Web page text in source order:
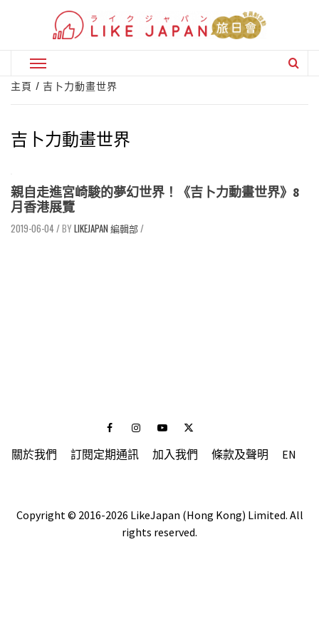
Primary
Menu
主頁 吉卜力動畫世界
吉卜力動畫世界
親自走進宮崎駿的夢幻世界！《吉卜力動畫世界》8
月香港展覽
2019-06-04/ LIKEJAPAN 編輯部/
FacebookInstagramYoutubeTwitter
關於我們 訂閱定期通訊 加入我們 條款及聲明 EN
Copyright © 2016-2026 LikeJapan (Hong Kong) Limited. All
rights reserved.